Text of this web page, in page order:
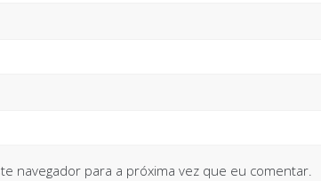
navegador para a próxima vez que eu comentar.